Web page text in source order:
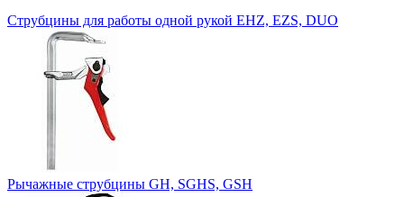
Струбцины для работы одной рукой EHZ, EZS, DUO
Рычажные струбцины GH, SGHS, GSH